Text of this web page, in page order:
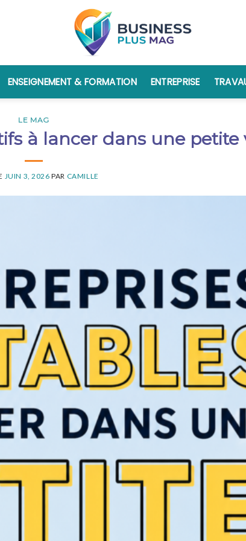
ENSEIGNEMENT & FORMATION ENTREPRISE
LE MAG
à lancer dans une petite
JUIN 3, 2026 PAR CAMILLE